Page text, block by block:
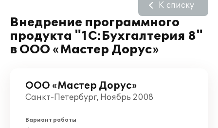
Внедрение программного
продукта "1С:Бухгалтерия 8"
в ООО «Мастер Дорус»
К списку
ООО «Мастер Дорус»
Санкт-Петербург, Ноябрь 2008
Вариант работы